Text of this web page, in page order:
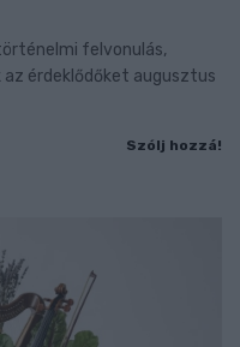
felvonulás,
érdeklődőket augusztus
Szólj hozzá!